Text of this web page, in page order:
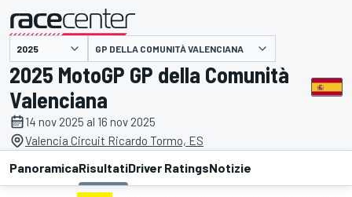
presentato da GP DELLA COMUNITÀ VALENCIANA
2025 MotoGP GP della Comunità
Valenciana
14 nov 2025 al 16 nov 2025
Valencia Circuit Ricardo Tormo, ES
PanoramicaRisultatiDriver RatingsNotizie